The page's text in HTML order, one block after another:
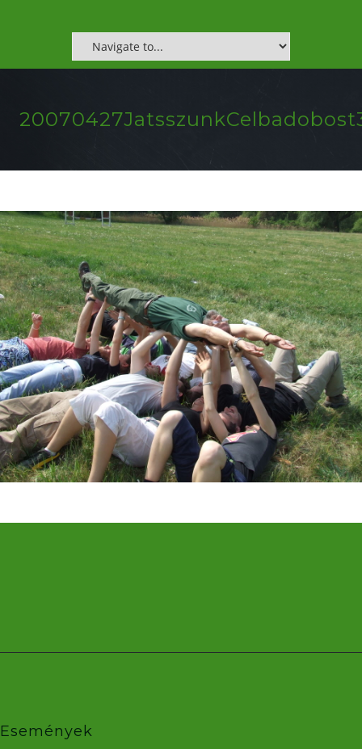
Események